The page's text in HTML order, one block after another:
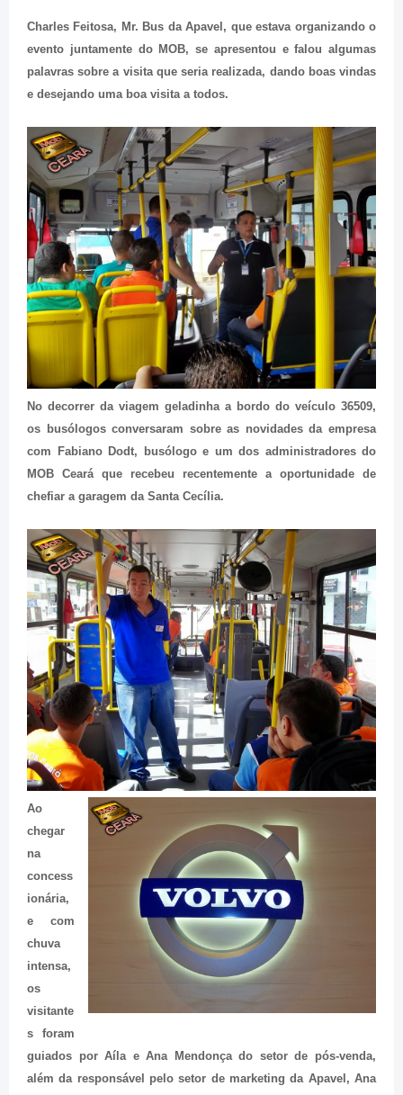
Charles Feitosa, Mr. Bus da Apavel, que estava organizando o
evento juntamente do MOB, se apresentou e falou algumas
palavras sobre a visita que seria realizada, dando boas vindas
e desejando uma boa visita a todos.
No decorrer da viagem geladinha a bordo do veículo 36509,
os busólogos conversaram sobre as novidades da empresa
com Fabiano Dodt, busólogo e um dos administradores do
MOB Ceará que recebeu recentemente a oportunidade de
chefiar a garagem da Santa Cecília.
Ao
chegar
na
concess
ionária,
e com
chuva
intensa,
os
visitante
s foram
guiados por Aíla e Ana Mendonça do setor de pós-venda,
além da responsável pelo setor de marketing da Apavel, Ana